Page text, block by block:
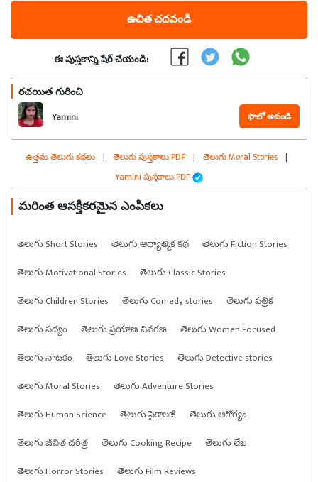
ఉచిత చదవండి
ఈ పుస్తకాన్ని షేర్ చేయండి:
రచయిత గురించి
Yamini ఫాలో అవండి
ఉత్తమ తెలుగు కథలు | తెలుగు పుస్తకాలు PDF | తెలుగు Moral Stories |
Yamini పుస్తకాలు PDF
మరింత ఆసక్తికరమైన ఎంపికలు
తెలుగు Short Stories తెలుగు ఆధ్యాత్మిక కథ
తెలుగు Fiction Stories
తెలుగు Motivational Stories
తెలుగు Classic Stories
తెలుగు Children Stories
తెలుగు Comedy stories
తెలుగు పత్రిక
తెలుగు పద్యం
తెలుగు ప్రయాణ వివరణ
తెలుగు Women Focused
తెలుగు నాటకం
తెలుగు Love Stories
తెలుగు Detective stories
తెలుగు Moral Stories
తెలుగు Adventure Stories
తెలుగు Human Science
తెలుగు సైకాలజీ
తెలుగు ఆరోగ్యం
తెలుగు జీవిత చరిత్ర
తెలుగు Cooking Recipe
తెలుగు లేఖ
తెలుగు Horror Stories
తెలుగు Film Reviews